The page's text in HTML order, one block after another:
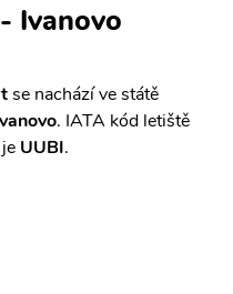
Ivanovo
se nachází ve státě
. IATA kód letiště
UUBI.